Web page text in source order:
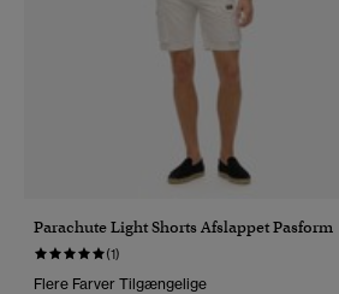
Parachute Light Shorts Afslappet Pasform
(1)
Flere Farver Tilgængelige